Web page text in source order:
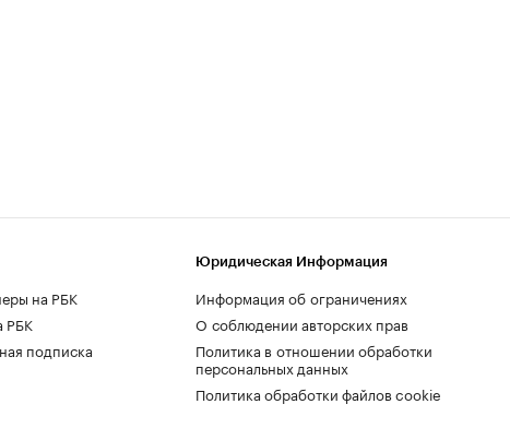
на РБК
РБК
подписка
Юридическая Информация
Информация об ограничениях
О соблюдении авторских прав
Политика в отношении обработки
персональных данных
Политика обработки файлов cookie